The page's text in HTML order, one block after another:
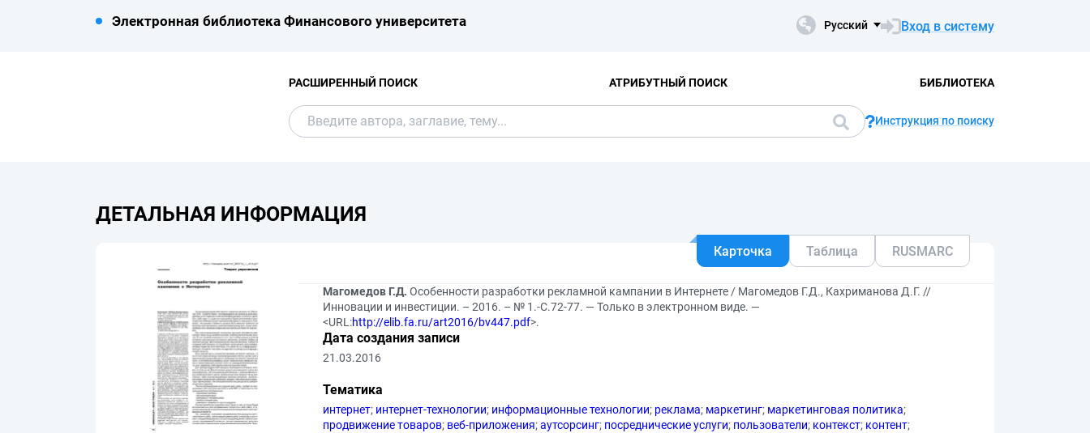
Электронная библиотека Финансового университета Русский Вход в систему
РАСШИРЕННЫЙ ПОИСК АТРИБУТНЫЙ ПОИСК БИБЛИОТЕКА
Инструкция по поиску
ДЕТАЛЬНАЯ ИНФОРМАЦИЯ
Карточка Таблица RUSMARC
Магомедов Г.Д. Особенности разработки рекламной кампании в Интернете / Магомедов Г.Д., Кахриманова Д.Г. //
Инновации и инвестиции. – 2016. – № 1.-С.72-77. — Только в электронном виде. —
<URL:http://elib.fa.ru/art2016/bv447.pdf>.
Дата создания записи
21.03.2016
Тематика
интернет; интернет-технологии; информационные технологии; реклама; маркетинг; маркетинговая политика;
продвижение товаров; веб-приложения;аутсорсинг; посреднические услуги; пользователи; контекст; контент;